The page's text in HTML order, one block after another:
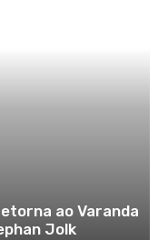
ao Varanda
Jolk